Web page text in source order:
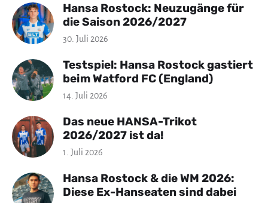
Hansa Rostock: Neuzugänge für
die Saison 2026/2027
30. Juli 2026
Testspiel: Hansa Rostock gastiert
beim Watford FC (England)
14. Juli 2026
Das neue HANSA-Trikot
2026/2027 ist da!
1. Juli 2026
Hansa Rostock & die WM 2026:
Diese Ex-Hanseaten sind dabei